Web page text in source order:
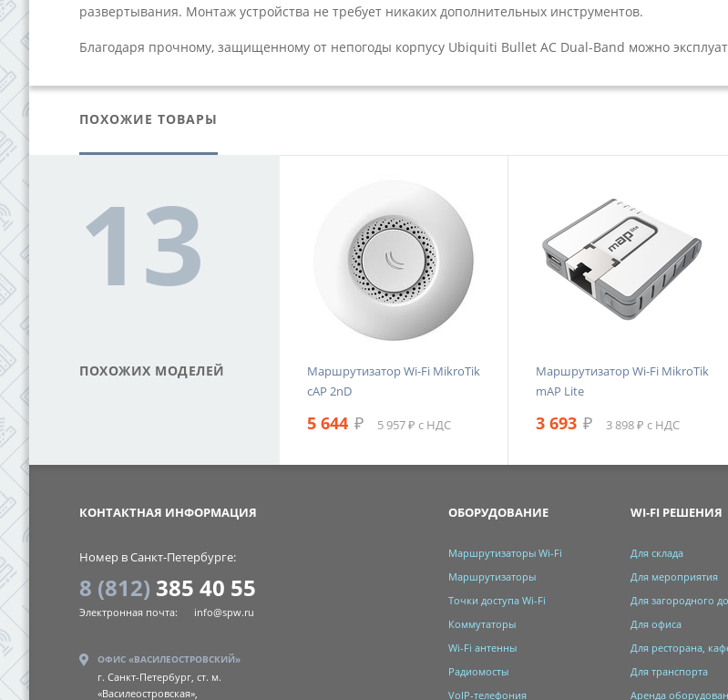
развертывания. Монтаж устройства не требует никаких дополнительных инструментов.
Благодаря прочному, защищенному от непогоды корпусу Ubiquiti Bullet AC Dual-Band можно
ПОХОЖИЕ ТОВАРЫ
13
ПОХОЖИХ МОДЕЛЕЙ
Ubiquiti UniFi AP NanoHD (3-
Маршрутизатор Wi-Fi MikroTik
cAP 2nD
5 644 ₽ 5 957 ₽ с НДС
Маршрутизатор Wi-Fi MikroTik
mAP Lite
3 693 ₽ 3 898 ₽ с НДС
SPW
КОНТАКТНАЯ ИНФОРМАЦИЯ
Номер в Санкт-Петербурге:
8 (812) 385 40 55
Электронная почта: info@spw.ru
ОФИС «ВАСИЛЕОСТРОВСКИЙ»
г. Санкт-Петербург, ст. м.
«Василеостровская»,
ОБОРУДОВАНИЕ
Маршрутизаторы Wi-Fi
Маршрутизаторы
Точки доступа Wi-Fi
Коммутаторы
Wi-Fi антенны
Радиомосты
VoIP-телефония
WI-FI РЕШЕНИЯ
Для склада
Для мероприятия
Для загородного
Для офиса
Для ресторана,
Для транспорта
Аренда